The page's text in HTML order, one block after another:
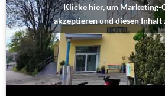
Klicke hier, um Marketing-
akzeptieren und diesen Inhalt